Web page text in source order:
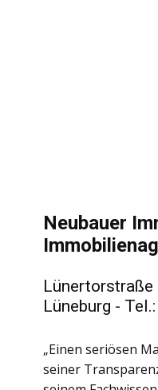
Neubauer
Lüneburg -
„Einen seriösen
seiner